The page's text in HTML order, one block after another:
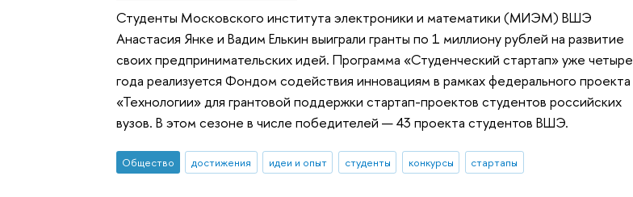
Студенты Московского института электроники и математики (МИЭМ) ВШЭ
Анастасия Янке и Вадим Елькин выиграли гранты по 1 миллиону рублей на развитие
своих предпринимательских идей. Программа «Студенческий стартап» уже четыре
года реализуется Фондом содействия инновациям в рамках федерального проекта
«Технологии» для грантовой поддержки стартап-проектов студентов российских
вузов. В этом сезоне в числе победителей — 43 проекта студентов ВШЭ.
Общество достижения идеи и опыт студенты конкурсы стартапы